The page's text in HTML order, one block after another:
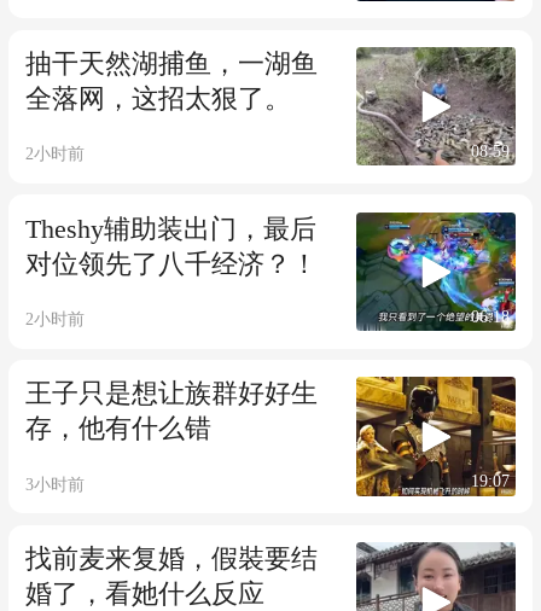
抽干天然湖捕鱼，一湖鱼
全落网，这招太狠了。
2小时前 08:59
Theshy辅助装出门，最后
对位领先了八千经济？！
2小时前 06:18
王子只是想让族群好好生
存，他有什么错
3小时前 19:07
找前麦来复婚，假裝要结
婚了，看她什么反应